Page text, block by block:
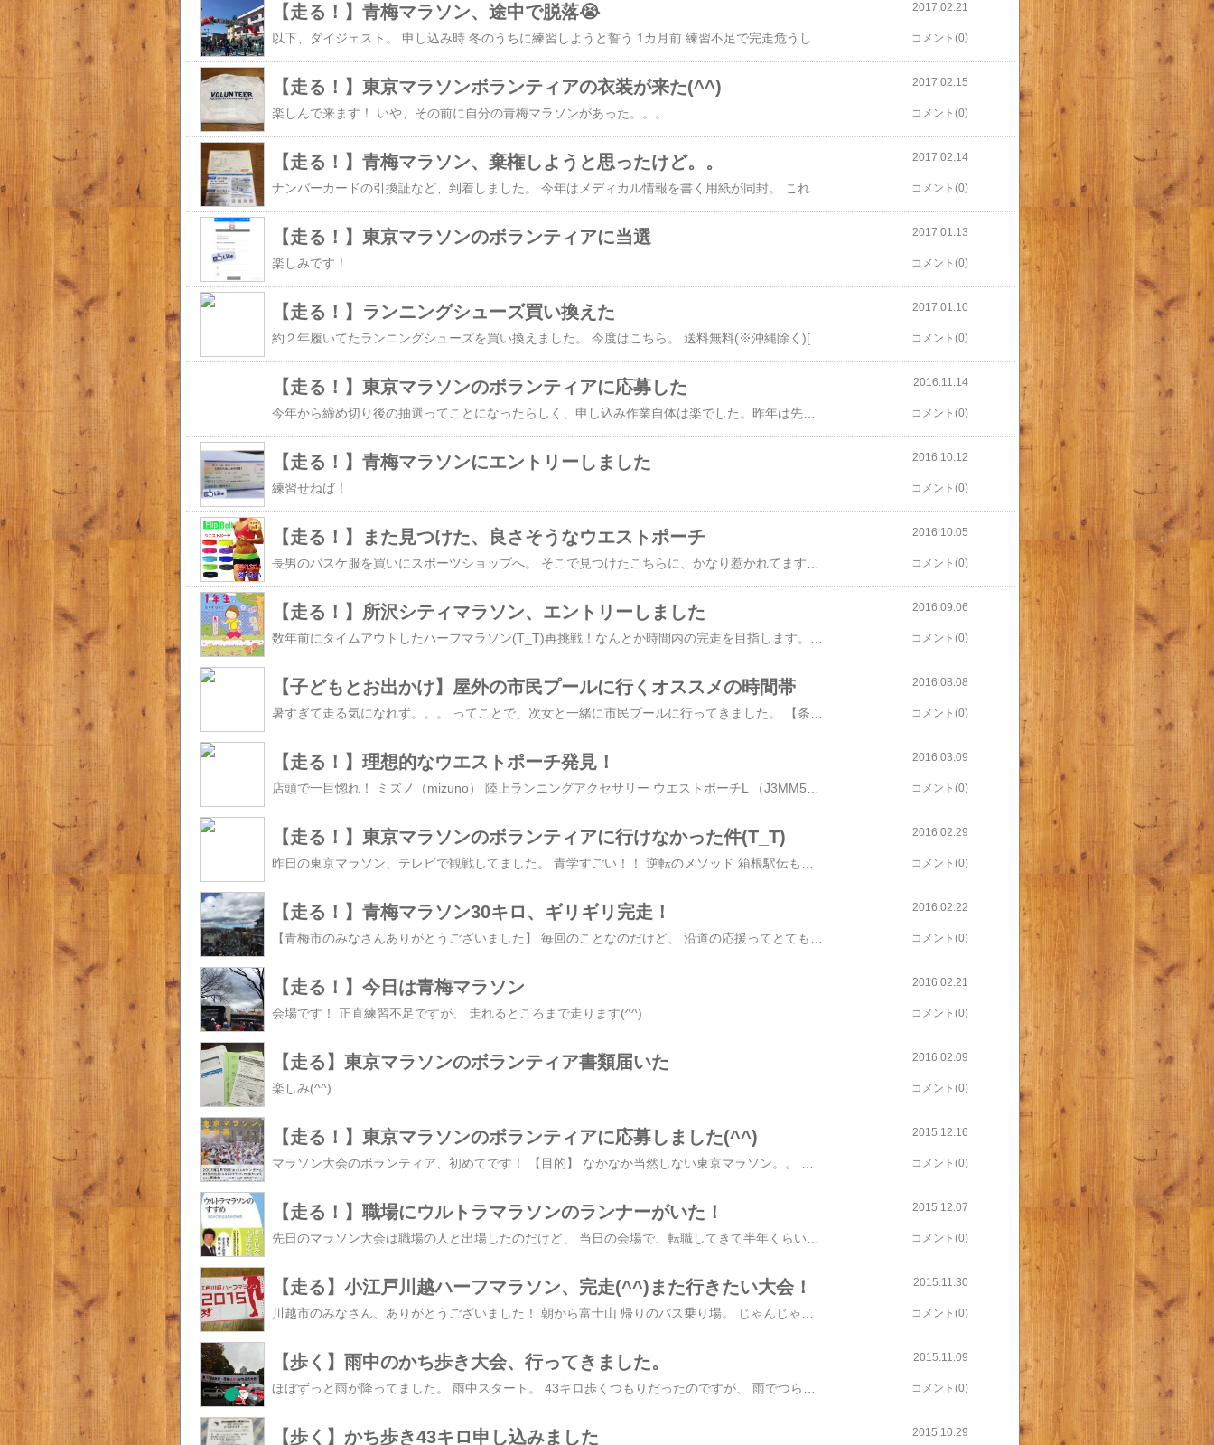
【走る！】青梅マラソン、途中で脱落😭 2017.02.21
コメント(0)
【走る！】東京マラソンボランティアの衣装が来た(^^)
楽しんで来ます！ いや、その前に自分の青梅マラソンがあった。。。
2017.02.15
コメント(0)
【走る！】青梅マラソン、棄権しようと思ったけど。。
ナンバーカードの引換証など、到着しました。 今年はメディカル情報を書く用紙が同封。 これ、素晴らしい！ 【昨年まで】 ゼッケンを引き換え → ゼッケンの裏にこのメディカル情報を書く欄があるので、現地で記入 → 記入所に行列 私は自分のペンを持っていくので並ばないけど、 ペンのために並ぶ人もいるような？ 【今年は】 ゼッケンを引き換え → そのまま更衣所に直行！ こういう小さな改善で、いい大会になるんだろうなあ、 と感謝。 【走れるのか？問題】 さて30キロにエントリーなんですが、 史上最高の練習不足。 棄権しよう、Tシャツだけ貰おう、と思っていたところ、 神野大地くんが走るとのこと！！！ 神野くんにすれ違いたいので走ることに決めました！ 途中でタイムアウトになってもいい！ 頑張る！
2017.02.14
コメント(0)
【走る！】東京マラソンのボランティアに当選
楽しみです！
2017.01.13
コメント(0)
【走る！】ランニングシューズ買い換えた
約２年履いてたランニングシューズを買い換えました。 今度はこちら。 送料無料(※沖縄除く)[NIKE]ナイキ シューズウィメンズ エア ズーム ストラクチャー 20 ワイドレディース ランニングシューズ(849572006)アンスラサイト/ホワイト 【買い替えの理由】 前のが穴が空いたから(T_T) 【商品選択の決め手】 幅が広い。 3種類ほど履いて、違和感がなかった。 【さらにインソールも】 後述する足型測定の結果、 インソールが有効とのことだったので。 【足型測定】 店内に時々きてる、お店の人ではなく、 別の会社の運営と思われる足型測定コーナーで計測。 結果 幅が広い。 4Eか、フリーが適当。 体重のかけ方、重心の位置、土踏まずなどは問題なし。 アーチが崩れてる。 外反母趾とまでは判定できない。 外反母趾気味だから、とただ幅の広い靴を選ぶと、ますます悪化する。 指を開くように、アーチを作ってあげるのがよい。 それにはインソールが有効。 【インソールの結果】 アーチができてるかどうかは正直実感なし。 ただ、土踏まずのところが盛り上がってるのでそこが気持ちいいのは実感。 それにしても、幅広モデルとはいえ、 本当に幅広の足をいれ、 さらにインソールまで入れると、 シューズの印象ってだいぶ変わる。。。 ヒモ部分が広くなってカッコ悪！なんだよねえ。 ああ残念。 でも昨年から気になってたシューズの穴が解消できて、よい週末となりました。
2017.01.10
コメント(0)
【走る！】東京マラソンのボランティアに応募した
今年から締め切り後の抽選ってことになったらしく、申し込み作業自体は楽でした。昨年は先着順の申し込みに間に合ったのに、説明会に行くことができずにあえなく断念・・・・。その反省を生かし、今回はマラソンそのものではなく東京マラソンEXPOのボランティアへ。EXPOは事前説明会がないそうです。平日ですが、休みやすい曜日にあたっていたのでよかったー。当たるといいなー。
2016.11.14
コメント(0)
【走る！】青梅マラソンにエントリーしました
練習せねば！
2016.10.12
コメント(0)
【走る！】また見つけた、良さそうなウエストポーチ 2016.10.05
コメント(0)
【走る！】所沢シティマラソン、エントリーしました 2016.09.06
コメント(0)
【子どもとお出かけ】屋外の市民プールに行くオススメの時間帯 2016.08.08
コメント(0)
【走る！】理想的なウエストポーチ発見！ 2016.03.09
コメント(0)
【走る！】東京マラソンのボランティアに行けなかった件(T_T) 2016.02.29
コメント(0)
【走る！】青梅マラソン30キロ、ギリギリ完走！ 2016.02.22
コメント(0)
【走る！】今日は青梅マラソン
会場です！ 正直練習不足ですが、 走れるところまで走ります(^^)
2016.02.21
コメント(0)
【走る】東京マラソンのボランティア書類届いた
楽しみ(^^)
2016.02.09
コメント(0)
【走る！】東京マラソンのボランティアに応募しました(^^) 2015.12.16
コメント(0)
【走る！】職場にウルトラマラソンのランナーがいた！ 2015.12.07
コメント(0)
【走る】小江戸川越ハーフマラソン、完走(^^)また行きたい大会！ 2015.11.30
コメント(0)
【歩く】雨中のかち歩き大会、行ってきました。 2015.11.09
コメント(0)
【歩く】かち歩き43キロ申し込みました 2015.10.29